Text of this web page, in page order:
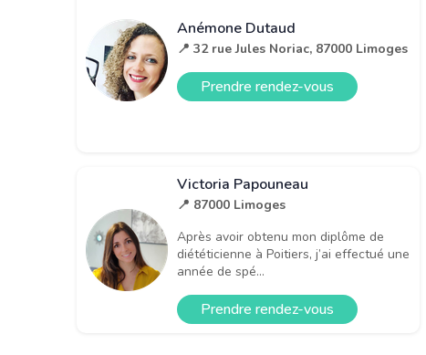
Anémone Dutaud
📍 32 rue Jules Noriac, 87000 Limoges
Prendre rendez-vous
Victoria Papouneau
📍 87000 Limoges
Après avoir obtenu mon diplôme de
diététicienne à Poitiers, j’ai effectué une
année de spé...
Prendre rendez-vous